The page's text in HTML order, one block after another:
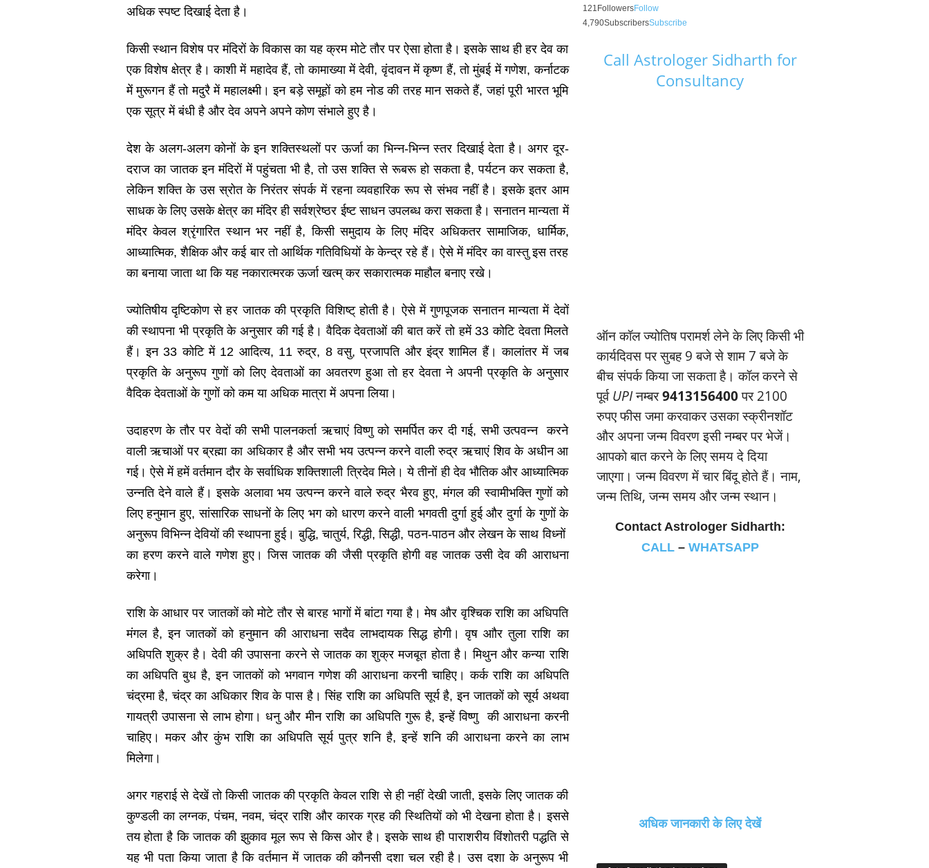
अधिक स्पष्ट दिखाई देता है।
किसी स्थान विशेष पर मंदिरों के विकास का यह क्रम मोटे तौर पर ऐसा होता है। इसके साथ ही हर देव का
एक विशेष क्षेत्र है। काशी में महादेव हैं, तो कामाख्या में देवी, वृंदावन में कृष्ण हैं, तो मुंबई में गणेश, कर्नाटक
में मुरूगन हैं तो मदुरै में महालक्ष्मी। इन बड़े समूहों को हम नोड की तरह मान सकते हैं, जहां पूरी भारत भूमि
एक सूत्र में बंधी है और देव अपने अपने कोण संभाले हुए है।
देश के अलग-अलग कोनों के इन शक्तिस्थलों पर ऊर्जा का भिन्न-भिन्न स्तर दिखाई देता है। अगर दूर-
दराज का जातक इन मंदिरों में पहुंचता भी है, तो उस शक्ति से रूबरू हो सकता है, पर्यटन कर सकता है,
लेकिन शक्ति के उस स्रोत के निरंतर संपर्क में रहना व्‍यवहारिक रूप से संभव नहीं है। इसके इतर आम
साधक के लिए उसके क्षेत्र का मंदिर ही सर्वश्रेष्ठर ईष्ट साधन उपलब्‍ध करा सकता है। सनातन मान्यता में
मंदिर केवल श्रृंगारित स्थान भर नहीं है, किसी समुदाय के लिए मंदिर अधिकतर सामाजिक, धार्मिक,
आध्यात्मिक, शैक्षिक और कई बार तो आर्थिक गतिविधियों के केन्द्र रहे हैं। ऐसे में मंदिर का वास्तु इस तरह
का बनाया जाता था कि यह नकारात्मरक ऊर्जा खत्म् कर सकारात्मक माहौल बनाए रखे।
ज्योतिषीय दृष्टिकोण से हर जातक की प्रकृति विशिष्ट् होती है। ऐसे में गुणपूजक सनातन मान्यता में देवों
की स्थापना भी प्रकृति के अनुसार की गई है। वैदिक देवताओं की बात करें तो हमें 33 कोटि देवता मिलते
हैं। इन 33 कोटि में 12 आदित्य, 11 रुद्र, 8 वसु, प्रजापति और इंद्र शामिल हैं। कालांतर में जब
प्रकृति के अनुरूप गुणों को लिए देवताओं का अवतरण हुआ तो हर देवता ने अपनी प्रकृति के अनुसार
वैदिक देवताओं के गुणों को कम या अधिक मात्रा में अपना लिया।
उदाहरण के तौर पर वेदों की सभी पालनकर्ता ऋचाएं विष्णु को समर्पित कर दी गई, सभी उत्पवन्न करने
वाली ऋचाओं पर ब्रह्मा का अधिकार है और सभी भय उत्पन्न करने वाली रुद्र ऋचाएं शिव के अधीन आ
गई। ऐसे में हमें वर्तमान दौर के सर्वाधिक शक्तिशाली त्रिदेव मिले। ये तीनों ही देव भौतिक और आध्यात्मिक
उन्नति देने वाले हैं। इसके अलावा भय उत्पन्न करने वाले रुद्र भैरव हुए, मंगल की स्वामीभक्ति गुणों को
लिए हनुमान हुए, सांसारिक साधनों के लिए भग को धारण करने वाली भगवती दुर्गा हुई और दुर्गा के गुणों के
अनुरूप विभिन्न देवियों की स्थापना हुई। बुद्धि, चातुर्य, रिद्धी, सिद्धी, पठन-पाठन और लेखन के साथ विध्नों
का हरण करने वाले गणेश हुए। जिस जातक की जैसी प्रकृति होगी वह जातक उसी देव की आराधना
करेगा।
राशि के आधार पर जातकों को मोटे तौर से बारह भागों में बांटा गया है। मेष और वृश्चिक राशि का अधिपति
मंगल है, इन जातकों को हनुमान की आराधना सदैव लाभदायक सिद्ध होगी। वृष आौर तुला राशि का
अधिपति शुक्र है। देवी की उपासना करने से जातक का शुक्र मजबूत होता है। मिथुन और कन्या राशि
का अधिपति बुध है, इन जातकों को भगवान गणेश की आराधना करनी चाहिए। कर्क राशि का अधिपति
चंद्रमा है, चंद्र का अधिकार शिव के पास है। सिंह राशि का अधिपति सूर्य है, इन जातकों को सूर्य अथवा
गायत्री उपासना से लाभ होगा। धनु और मीन राशि का अधिपति गुरू है, इन्हें विष्णु की आराधना करनी
चाहिए। मकर और कुंभ राशि का अधिपति सूर्य पुत्र शनि है, इन्हें शनि की आराधना करने का लाभ
मिलेगा।
अगर गहराई से देखें तो किसी जातक की प्रकृति केवल राशि से ही नहीं देखी जाती, इसके लिए जातक की
कुण्डली का लग्नक, पंचम, नवम, चंद्र राशि और कारक ग्रह की स्थितियों को भी देखना होता है। इससे
तय होता है कि जातक की झुकाव मूल रूप से किस ओर है। इसके साथ ही पाराशरीय विंशोतरी पद्धति से
यह भी पता किया जाता है कि वर्तमान में जातक की कौनसी दशा चल रही है। उस दशा के अनुरूप भी
121 FollowersFollow
4,790SubscribersSubscribe
Call Astrologer Sidharth for
Consultancy
ऑन कॉल ज्‍योतिष परामर्श लेने के लिए किसी भी
कार्यदिवस पर सुबह 9 बजे से शाम 7 बजे के
बीच संपर्क किया जा सकता है। कॉल करने से
पूर्वUPIनम्‍बर9413156400पर 2100
रुपए फीस जमा करवाकर उसका स्‍क्रीनशॉट
और अपना जन्‍म विवरण इसी नम्‍बर पर भेजें।
आपको बात करने के लिए समय दे दिया
जाएगा। जन्‍म विवरण में चार बिंदू होते हैं। नाम,
जन्‍म तिथि, जन्‍म समय और जन्‍म स्‍थान।
Contact Astrologer Sidharth:
CALL– WHATSAPP
अधिक जानकारी के लिए देखें